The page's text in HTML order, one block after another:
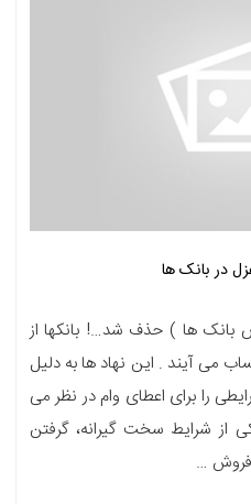
در بانک ها
ها ) حذف شد…! بانکها از
می آیند . این نهاد ها به دلیل
را برای اعطای وام در نظر می
از شرایط سخت گیرانه، گرفتن
فروش …